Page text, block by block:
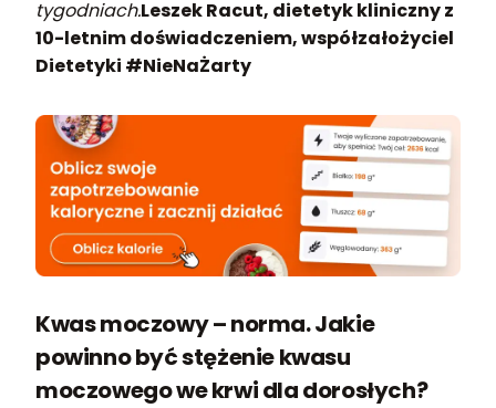
tygodniach.Leszek Racut, dietetyk kliniczny z
10-letnim doświadczeniem, współzałożyciel
Dietetyki #NieNaŻarty
Kwas moczowy – norma. Jakie
powinno być stężenie kwasu
moczowego we krwi dla dorosłych?